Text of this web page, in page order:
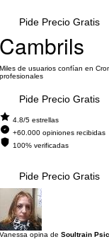
Pide Precio Gratis
Pide Precio Gratis
Pide Precio Gratis
Cambrils
Miles de usuarios confían en
profesionales
4.8/5 estrellas
+60.000 opiniones recibidas
100% verificadas
Vanessa opina de Soultrain